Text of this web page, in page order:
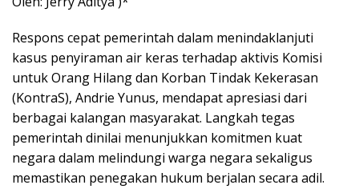
Respons cepat pemerintah dalam menindaklanjuti
kasus penyiraman air keras terhadap aktivis Komisi
untuk Orang Hilang dan Korban Tindak Kekerasan
(KontraS), Andrie Yunus, mendapat apresiasi dari
berbagai kalangan masyarakat. Langkah tegas
pemerintah dinilai menunjukkan komitmen kuat
negara dalam melindungi warga negara sekaligus
memastikan penegakan hukum berjalan secara adil.